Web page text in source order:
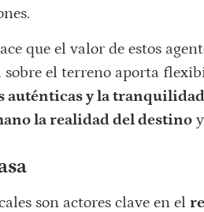
que el valor de estos
sobre el terreno aporta
auténticas y la
la realidad del destinoy
son actores clave en el